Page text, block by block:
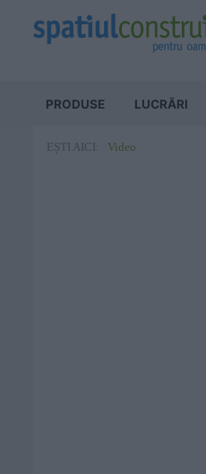
PRODUSE LUCRĂRI
EȘTI AICI: Video